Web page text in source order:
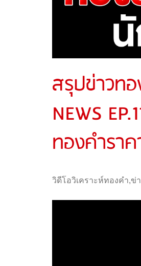
สรุปข่าวทอ
NEWS
ทองคำรา
วิดีโอวิเคราะห์ทองคำ,ข่